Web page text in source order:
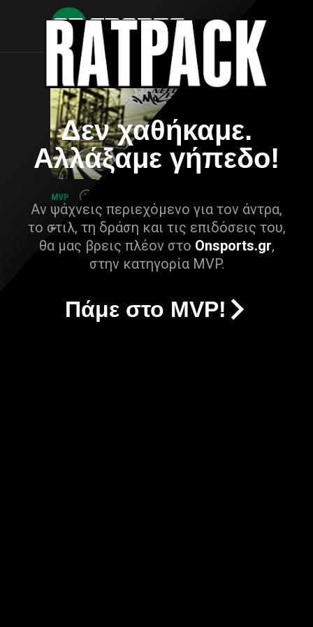
Δεν χαθήκαμε.
Αλλάξαμε γήπεδο!
Αν ψάχνεις περιεχόμενο για τον άντρα,
το στιλ, τη δράση και τις επιδόσεις του,
θα μας βρεις πλέον στο Onsports.gr,
στην κατηγορία MVP.
Πάμε στο MVP!